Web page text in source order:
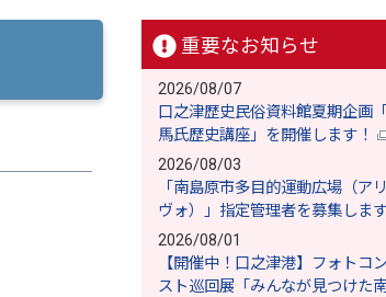
重要なお知らせ
2026/08/07
口之津歴史民俗資料館夏期企画
馬氏歴史講座」を開催します！
2026/08/03
「南島原市多目的運動広場（ア
ヴォ）」指定管理者を募集しま
2026/08/01
【開催中！口之津港】フォトコ
スト巡回展「みんなが見つけた